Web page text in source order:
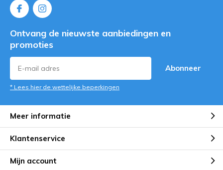
Ontvang de nieuwste aanbiedingen en
promoties
Abonneer
* Lees hier de wettelijke beperkingen
Meer informatie
Klantenservice
Mijn account